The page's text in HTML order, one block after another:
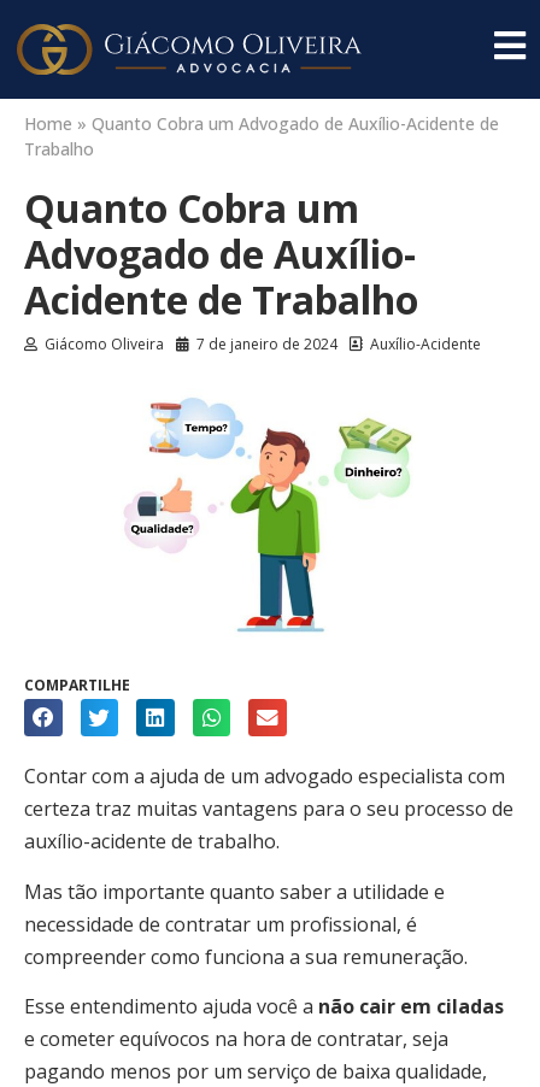
Home » Quanto Cobra um Advogado de Auxílio-Acidente de
Trabalho
Quanto Cobra um
Advogado de Auxílio-
Acidente de Trabalho
Giácomo Oliveira 7 de janeiro de 2024 Auxílio-Acidente
COMPARTILHE
Contar com a ajuda de um advogado especialista com
certeza traz muitas vantagens para o seu processo de
auxílio-acidente de trabalho.
Mas tão importante quanto saber a utilidade e
necessidade de contratar um profissional, é
compreender como funciona a sua remuneração.
Esse entendimento ajuda você a não cair em ciladas
e cometer equívocos na hora de contratar, seja
pagando menos por um serviço de baixa qualidade,